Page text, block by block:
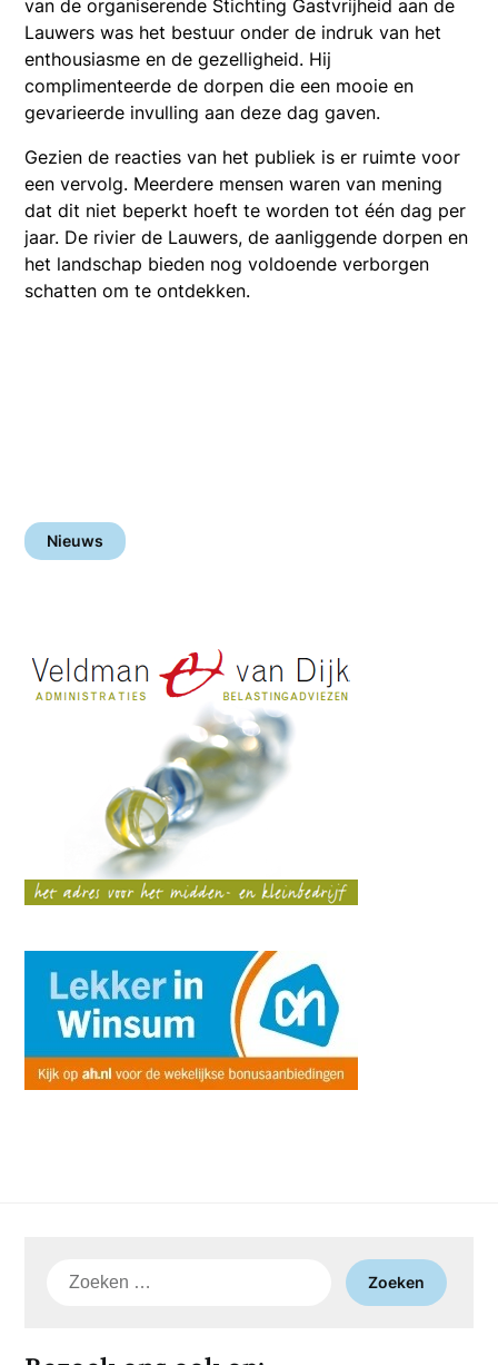
van de organiserende Stichting Gastvrijheid aan de
Lauwers was het bestuur onder de indruk van het
enthousiasme en de gezelligheid. Hij
complimenteerde de dorpen die een mooie en
gevarieerde invulling aan deze dag gaven.
Gezien de reacties van het publiek is er ruimte voor
een vervolg. Meerdere mensen waren van mening
dat dit niet beperkt hoeft te worden tot één dag per
jaar. De rivier de Lauwers, de aanliggende dorpen en
het landschap bieden nog voldoende verborgen
schatten om te ontdekken.
Nieuws
Zoeken